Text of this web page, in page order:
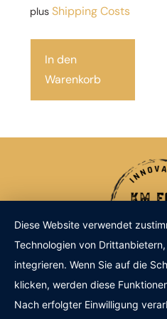
plus Shipping Costs
In den
Warenkorb
Diese Website verwendet
Technologien von
integrieren. Wenn Sie auf die
klicken, werden diese
Nach erfolgter Einwilligung